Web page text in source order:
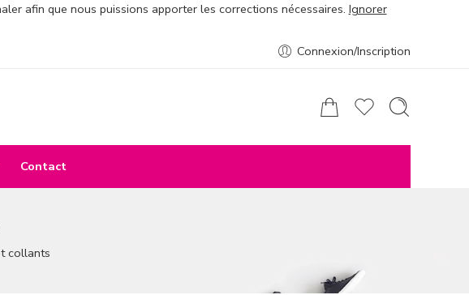
afin que nous puissions apporter les corrections nécessaires. Ignorer
Connexion/Inscription
Contact
collants